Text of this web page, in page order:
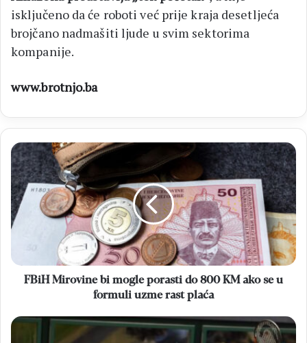
isključeno da će roboti već prije kraja desetljeća
brojčano nadmašiti ljude u svim sektorima
kompanije.
www.brotnjo.ba
FBiH
Mirovine
bi
mogle
porasti
do
ako
uzme
FBiH Mirovine bi mogle porasti do 800 KM ako se u
formuli uzme rast plaća
VIDEO